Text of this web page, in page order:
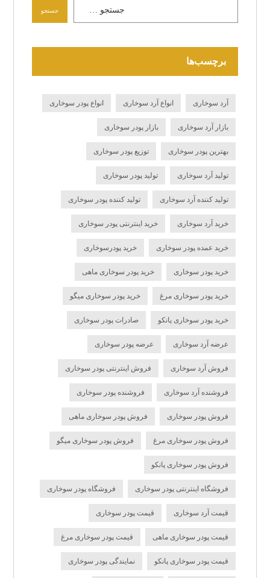
جستجو
برچسب‌ها
آرد سوخاری انواع آرد سوخاری انواع پودر سوخاری
بازار آرد سوخاری بازار پودر سوخاری
بهترین پودر سوخاری توزیع پودر سوخاری
تولید آرد سوخاری تولید پودر سوخاری
تولید کننده آرد سوخاری تولید کننده پودر سوخاری
خرید آرد سوخاری خرید اینترنتی پودر سوخاری
خرید عمده پودر سوخاری خرید پودرسوخاری
خرید پودر سوخاری خرید پودر سوخاری ماهی
خرید پودر سوخاری مرغ خرید پودر سوخاری میگو
خرید پودر سوخاری پانکو صادرات پودر سوخاری
عرضه آرد سوخاری عرضه پودر سوخاری
فروش آرد سوخاری فروش اینترنتی پودر سوخاری
فروشنده آرد سوخاری فروشنده پودر سوخاری
فروش پودر سوخاری فروش پودر سوخاری ماهی
فروش پودر سوخاری مرغ فروش پودر سوخاری میگو
فروش پودر سوخاری پانکو
فروشگاه اینترنتی پودر سوخاری فروشگاه پودر سوخاری
قیمت آرد سوخاری قیمت پودر سوخاری
قیمت پودر سوخاری ماهی قیمت پودر سوخاری مرغ
قیمت پودر سوخاری پانکو نمایندگی پودر سوخاری